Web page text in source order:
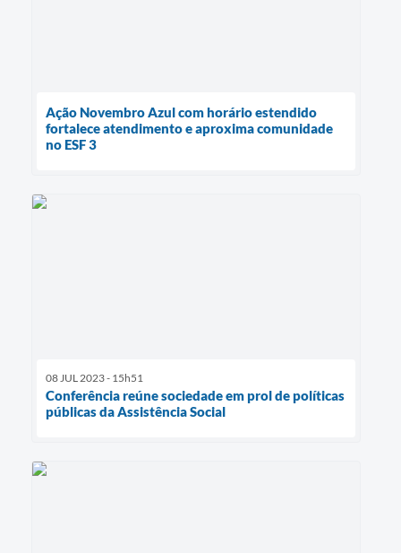
Ação Novembro Azul com horário estendido
fortalece atendimento e aproxima comunidade
no ESF 3
08 JUL 2023 - 15h51
Conferência reúne sociedade em prol de políticas
públicas da Assistência Social